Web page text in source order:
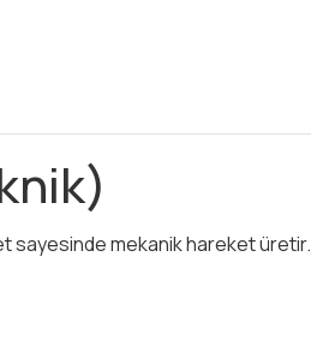
sayesinde mekanik hareket üretir.